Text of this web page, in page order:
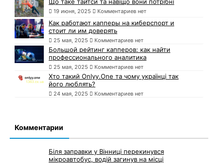
19 июня, 2025 Комментариев нет
Как работают капперы на киберспорт и
стоит ли им доверять
25 мая, 2025 Комментариев нет
Большой рейтинг капперов: как найти
профессионального аналитика
25 мая, 2025 Комментариев нет
Хто такий Onlyy.One та чому українці так
його люблять?
24 мая, 2025 Комментариев нет
Комментарии
Біля заправки у Вінниці перекинувся
мікроавтобус, водій загинув на місці